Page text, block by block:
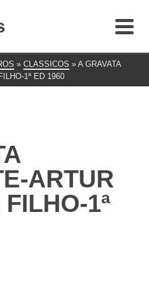
» CLASSICOS » A GRAVATA
1ª ED 1960
ARTUR
1ª